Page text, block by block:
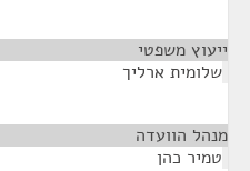
ייעוץ משפטי
שלומית ארליך
מנהל הוועדה
טמיר כהן